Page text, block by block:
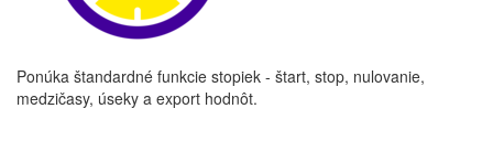
Ponúka štandardné funkcie stopiek - štart, stop, nulovanie,
medzičasy, úseky a export hodnôt.